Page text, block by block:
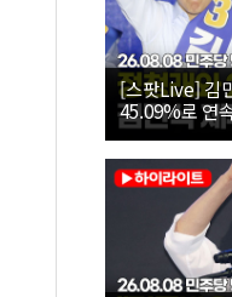
[스팟Live] 김
45.09%로 연
26.08.08 더불
보 인천 합동